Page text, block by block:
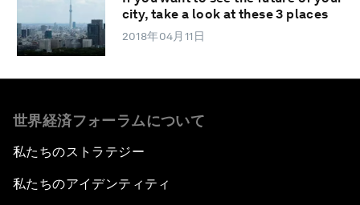
city, take a look at these 3 places
2018年04月11日
世界経済フォーラムについて
私たちのストラテジー
私たちのアイデンティティ